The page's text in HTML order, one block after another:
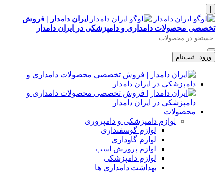
ایران دامدار | فروش
تخصصی محصولات دامداری و دامپزشکی در ایران دامدار
ورود | ثبت‌نام
محصولات
لوازم دامپزشکی و دامپروری
لوازم گوسفنداری
لوازم گاوداری
لوازم پرورش اسب
لوازم دامپزشکی
بهداشت دامداری ها